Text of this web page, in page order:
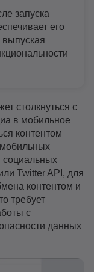
запуска
его
столкнуться с
в мобильное
контентом
социальных
Twitter API, для
контентом и
требует
с
данных